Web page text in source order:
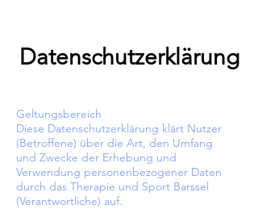
Datenschutzerklärung
Geltungsbereich
Diese Datenschutzerklärung klärt Nutzer
(Betroffene) über die Art, den Umfang
und Zwecke der Erhebung und
Verwendung personenbezogener Daten
durch das Therapie und Sport Barssel
(Verantwortliche) auf.